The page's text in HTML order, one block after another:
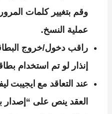
وقم بتغيير كلمات
عملية النسخ.
راقب دخول­/خروج
إنذار لو تم استخدام
عند التعاقد مع ايجيبت
العقد ينص على “إصدار